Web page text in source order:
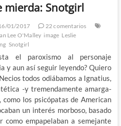
mierda: Snotgirl
01/2017
22 comentarios
Lee O'Malley image Leslie
Snotgirl
el paroxismo al personaje
y aun así seguir leyendo? Quiero
todos odiábamos a Ignatius,
-y tremendamente amarga-
los psicópatas de American
un interés morboso, basado
como empapelaban a semejante